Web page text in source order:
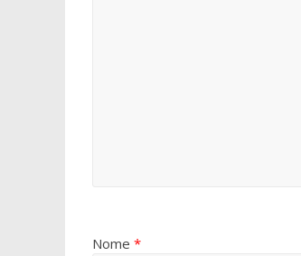
Nome *